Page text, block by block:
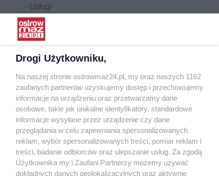
Usługi
Praca
Warunki korzystania
Kontakt
INFORMATOR
Bankomaty
Msze święte
Nocna pomoc lekarska
Taxi
REKLAMA
Drogi Użytkowniku,
Na naszej stronie ostrowmaz24.pl, my oraz naszych 1162
zaufanych partnerów uzyskujemy dostęp i przechowujemy
informacje na urządzeniu oraz przetwarzamy dane
osobowe, takie jak unikalne identyfikatory, standardowe
informacje wysyłane przez urządzenie czy dane
przeglądania w celu zapewniania spersonalizowanych
reklam, wybór spersonalizowanych treści, pomiar reklam i
treści, badanie odbiorców oraz ulepszanie usług. Za zgodą
Użytkownika my i Zaufani Partnerzy możemy używać
dokładnych danych geolokalizacyjnych oraz aktywnie